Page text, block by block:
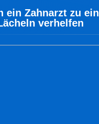
ein Zahnarzt zu
verhelfen